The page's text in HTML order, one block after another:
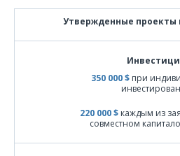
Утвержденные
350 000 $при
220 000 $ каждым из
совместном